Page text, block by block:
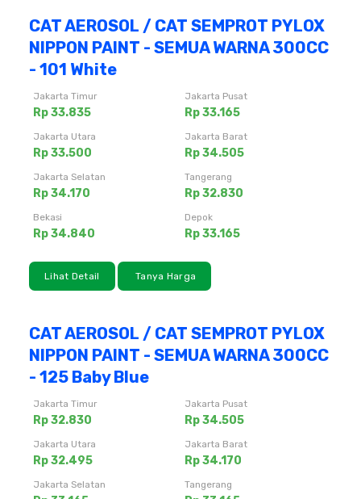
CAT AEROSOL / CAT SEMPROT PYLOX
NIPPON PAINT - SEMUA WARNA 300CC
- 101 White
Jakarta Timur
Rp 33.835
Jakarta Pusat
Rp 33.165
Jakarta Utara
Rp 33.500
Jakarta Barat
Rp 34.505
Jakarta Selatan
Rp 34.170
Tangerang
Rp 32.830
Bekasi
Rp 34.840
Depok
Rp 33.165
Lihat Detail Tanya Harga
CAT AEROSOL / CAT SEMPROT PYLOX
NIPPON PAINT - SEMUA WARNA 300CC
- 125 Baby Blue
Jakarta Timur
Rp 32.830
Jakarta Pusat
Rp 34.505
Jakarta Utara
Rp 32.495
Jakarta Barat
Rp 34.170
Jakarta Selatan Tangerang